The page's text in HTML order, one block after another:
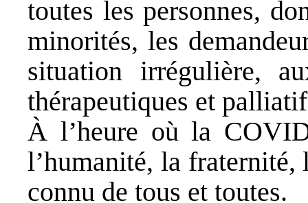
toutes les personnes,
minorités, les
situation irrégulière,
thérapeutiques et
À l’heure où la
l’humanité, la fraternité,
connu de tous et toutes.